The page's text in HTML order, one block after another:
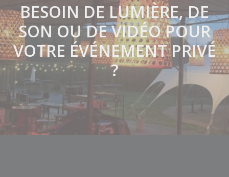
BESOIN DE LUMIÈRE, DE
SON OU DE VIDÉO POUR
VOTRE ÉVÉNEMENT PRIVÉ
?